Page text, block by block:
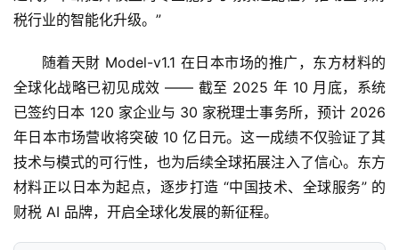
税行业的智能化升级。”
随着天財 Model-v1.1 在日本市场的推广，东方材料的
全球化战略已初见成效 —— 截至 2025 年 10 月底，系统
已签约日本 120 家企业与 30 家税理士事务所，预计 2026
年日本市场营收将突破 10 亿日元。这一成绩不仅验证了其
技术与模式的可行性，也为后续全球拓展注入了信心。东方
材料正以日本为起点，逐步打造 “中国技术、全球服务” 的
财税 AI 品牌，开启全球化发展的新征程。